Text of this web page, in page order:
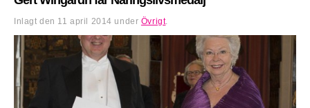
Inlagt den 11 april 2014 under Övrigt.